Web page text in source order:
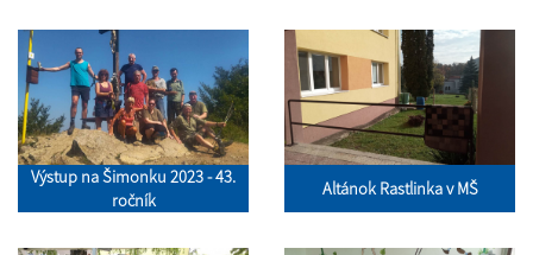
Výstup na Šimonku 2023 - 43.
ročník
Altánok Rastlinka v MŠ